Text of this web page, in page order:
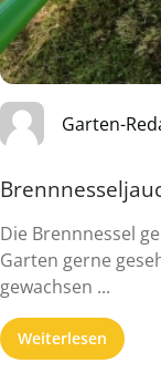
Garten-
Die Brennnessel
Garten gerne
gewachsen ...
Weiterlesen